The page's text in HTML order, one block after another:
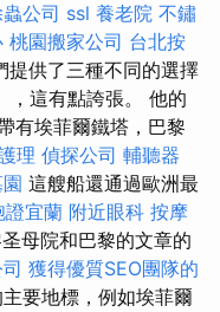
公司 ssl 養老院 不鏽
桃園搬家公司 台北按
提供了三種不同的選擇
，這有點誇張。 他的
有埃菲爾鐵塔，巴黎
理 偵探公司 輔聽器
這艘船還通過歐洲最
證宜蘭 附近眼科 按摩
母院和巴黎的文章的
獲得優質SEO團隊的
要地標，例如埃菲爾